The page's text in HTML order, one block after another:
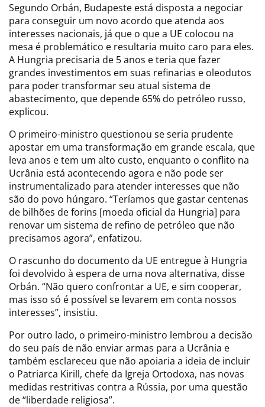
Segundo Orbán, Budapeste está disposta a negociar
para conseguir um novo acordo que atenda aos
interesses nacionais, já que o que a UE colocou na
mesa é problemático e resultaria muito caro para eles.
A Hungria precisaria de 5 anos e teria que fazer
grandes investimentos em suas refinarias e oleodutos
para poder transformar seu atual sistema de
abastecimento, que depende 65% do petróleo russo,
explicou.
O primeiro-ministro questionou se seria prudente
apostar em uma transformação em grande escala, que
leva anos e tem um alto custo, enquanto o conflito na
Ucrânia está acontecendo agora e não pode ser
instrumentalizado para atender interesses que não
são do povo húngaro. “Teríamos que gastar centenas
de bilhões de forins [moeda oficial da Hungria] para
renovar um sistema de refino de petróleo que não
precisamos agora”, enfatizou.
O rascunho do documento da UE entregue à Hungria
foi devolvido à espera de uma nova alternativa, disse
Orbán. “Não quero confrontar a UE, e sim cooperar,
mas isso só é possível se levarem em conta nossos
interesses”, insistiu.
Por outro lado, o primeiro-ministro lembrou a decisão
do seu país de não enviar armas para a Ucrânia e
também esclareceu que não apoiaria a ideia de incluir
o Patriarca Kirill, chefe da Igreja Ortodoxa, nas novas
medidas restritivas contra a Rússia, por uma questão
de “liberdade religiosa”.